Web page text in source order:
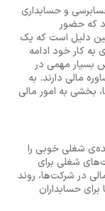
و حسابداری
که حضور
دلیل است که یک
کار خود ادامه
بسیار مهمی در
مالی دارند. به
بخشی به امور مالی
شغلی خوبی را
شغلی برای
در شرکت‌ها، روند
حسابداران